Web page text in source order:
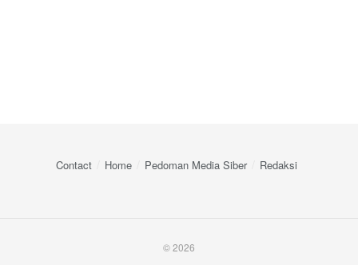
Contact Home Pedoman Media Siber Redaksi
© 2026